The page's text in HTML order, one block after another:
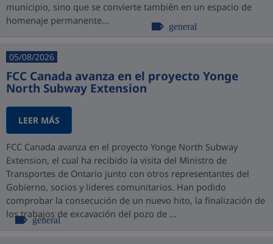
municipio, sino que se convierte también en un espacio de
homenaje permanente...
general
05/08/2026
FCC Canada avanza en el proyecto Yonge
North Subway Extension
LEER MÁS
FCC Canada avanza en el proyecto Yonge North Subway
Extension, el cual ha recibido la visita del Ministro de
Transportes de Ontario junto con otros representantes del
Gobierno, socios y lideres comunitarios. Han podido
comprobar la consecución de un nuevo hito, la finalización de
los trabajos de excavación del pozo de ...
general